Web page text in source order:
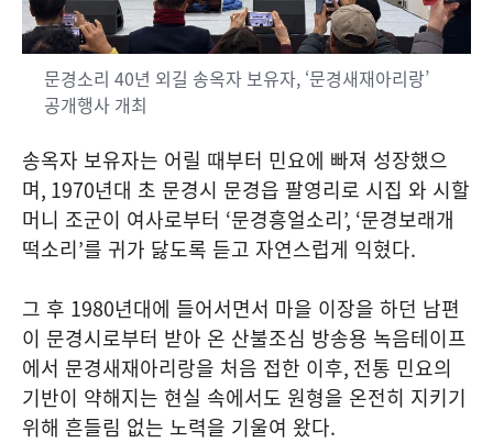
문경소리 40년 외길 송옥자 보유자, ‘문경새재아리랑’
공개행사 개최
송옥자 보유자는 어릴 때부터 민요에 빠져 성장했으
며, 1970년대 초 문경시 문경읍 팔영리로 시집 와 시할
머니 조군이 여사로부터 ‘문경흥얼소리’, ‘문경보래개
떡소리’를 귀가 닳도록 듣고 자연스럽게 익혔다.
그 후 1980년대에 들어서면서 마을 이장을 하던 남편
이 문경시로부터 받아 온 산불조심 방송용 녹음테이프
에서 문경새재아리랑을 처음 접한 이후, 전통 민요의
기반이 약해지는 현실 속에서도 원형을 온전히 지키기
위해 흔들림 없는 노력을 기울여 왔다.